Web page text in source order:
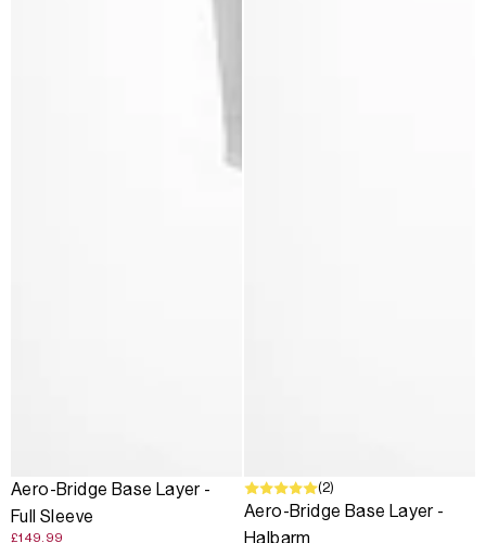
Aero-Bridge Base Layer -
Full Sleeve
£149.99
(2)
Aero-Bridge Base Layer -
Halbarm